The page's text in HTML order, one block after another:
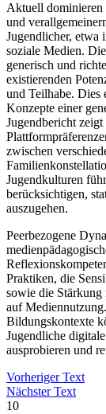
Aktuell
und
Jugendlicher, etwa
soziale Medien.
generisch und
existierenden
und Teilhabe. Dies
Konzepte einer
Jugendbericht
zwischen
Jugendkulturen
berücksichtigen,
auszugehen.
Peerbezogene
Praktiken, die
sowie die
auf
Bildungskontexte
Jugendliche
ausprobieren und
Vorheriger Text
Nächster Text
10